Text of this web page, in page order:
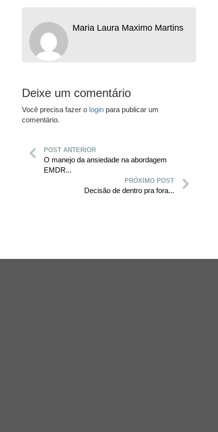
Maria Laura Maximo Martins
Deixe um comentário
Você precisa fazer o login para publicar um
comentário.
POST ANTERIOR
O manejo da ansiedade na abordagem
EMDR...
PRÓXIMO POST
Decisão de dentro pra fora...